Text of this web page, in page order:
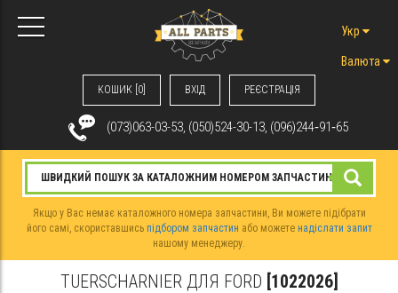
КОШИК [0] ВХIД РЕЄСТРАЦІЯ
Укр
Валюта
(073)063-03-53, (050)524-30-13, (096)244‑91‑65
Якщо у Вас немає каталожного номера запчастини, Ви можете підібрати
його самі, скориставшись підбором запчастин або можете надіслати запит
нашому менеджеру.
TUERSCHARNIER ДЛЯ FORD [1022026]